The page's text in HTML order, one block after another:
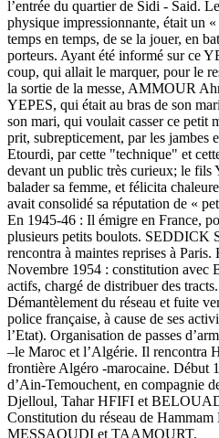
l’entrée du quartier de Sidi - Said.
physique impressionnante, était un
temps en temps, de se la jouer, en
porteurs. Ayant été informé sur ce
coup, qui allait le marquer, pour le
la sortie de la messe, AMMOUR
YEPES, qui était au bras de son
son mari, qui voulait casser ce
prit, subrepticement, par les jambes
Etourdi, par cette "technique" et
devant un public très curieux; le fils
balader sa femme, et félicita
avait consolidé sa réputation de «
En 1945-46 : Il émigre en France,
plusieurs petits boulots. SEDDICK
rencontra à maintes reprises à
Novembre 1954 : constitution avec
actifs, chargé de distribuer des
Démantèlement du réseau et fuite
police française, à cause de ses
l’Etat). Organisation de passes
–le Maroc et l’Algérie. Il rencontra
frontière Algéro -marocaine. Début
d’Ain-Temouchent, en compagnie
Djelloul, Tahar HFIFI et
Constitution du réseau de
MESSAOUDI et TAAMOURT.